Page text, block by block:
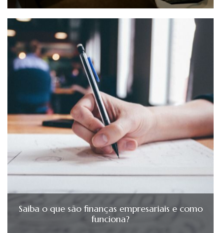
Saiba o que são finanças empresariais e como
funciona?